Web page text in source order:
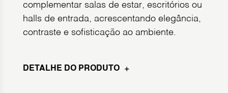
complementar salas de estar, escritórios ou
halls de entrada, acrescentando elegância,
contraste e sofisticação ao ambiente.
DETALHE DO PRODUTO